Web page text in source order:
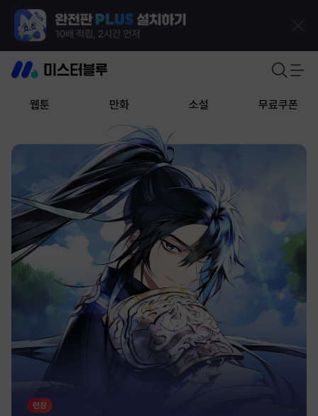
웹툰 만화 소설 무료쿠폰